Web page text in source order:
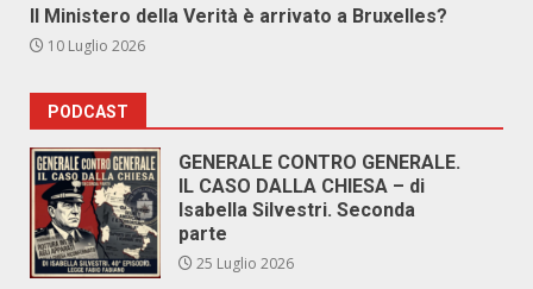
Il Ministero della Verità è arrivato a Bruxelles?
10 Luglio 2026
PODCAST
GENERALE CONTRO GENERALE.
IL CASO DALLA CHIESA – di
Isabella Silvestri. Seconda
parte
25 Luglio 2026